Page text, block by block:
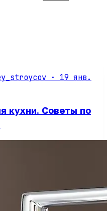
· 19 янв.
кухни. Советы по